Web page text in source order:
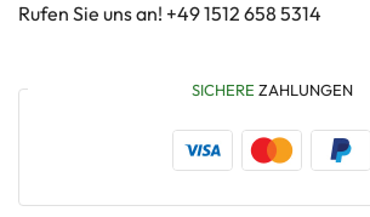
Rufen Sie uns an! +49 1512 658 5314
SICHERE ZAHLUNGEN